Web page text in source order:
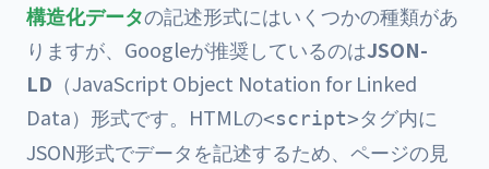
構造化データの記述形式にはいくつかの種類があ
りますが、Googleが推奨しているのはJSON-
LD （JavaScript Object Notation for Linked
Data）形式です。HTMLの<script>タグ内に
JSON形式でデータを記述するため、ページの見